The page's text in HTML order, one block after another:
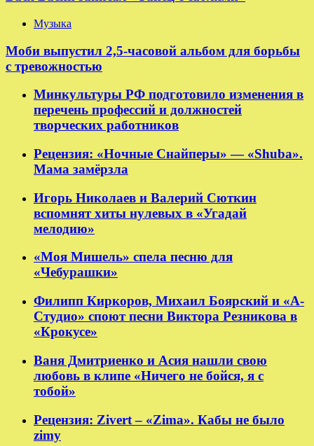
Музыка
Моби выпустил 2,5-часовой альбом для борьбы
с тревожностью
Минкультуры РФ подготовило изменения в
перечень профессий и должностей
творческих работников
Рецензия: «Ночные Снайперы» — «Shuba».
Мама замёрзла
Игорь Николаев и Валерий Сюткин
вспомнят хиты нулевых в «Угадай
мелодию»
«Моя Мишель» спела песню для
«Чебурашки»
Филипп Киркоров, Михаил Боярский и «А-
Студио» споют песни Виктора Резникова в
«Крокусе»
Ваня Дмитриенко и Асия нашли свою
любовь в клипе «Ничего не бойся, я с
тобой»
Рецензия: Zivert – «Zima». Кабы не было
zimy